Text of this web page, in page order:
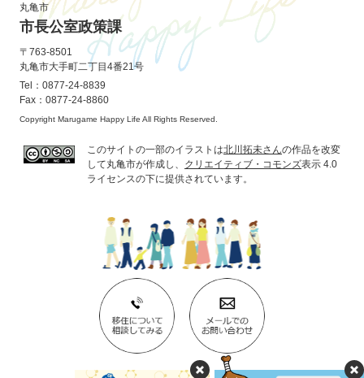
丸亀市
市長公室政策課
〒763-8501
丸亀市大手町二丁目4番21号
Tel：0877-24-8839
Fax：0877-24-8860
Copyright Marugame Happy Life All Rights Reserved.
このサイトの一部のイラストは北川拓未さんの作品を改変
して丸亀市が作成し、 クリエイティブ・コモンズ表示 4.0
ライセンスの下に提供されています。